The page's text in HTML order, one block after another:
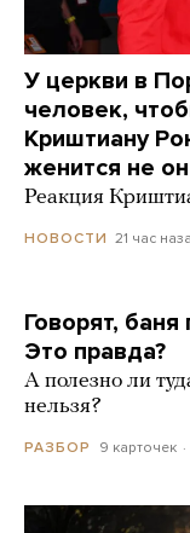
У церкви в
человек,
Криштиану
женится не он
Реакция
НОВОСТИ 21 час
Говорят,
Это правда?
А полезно ли
нельзя?
РАЗБОР 9 карточек